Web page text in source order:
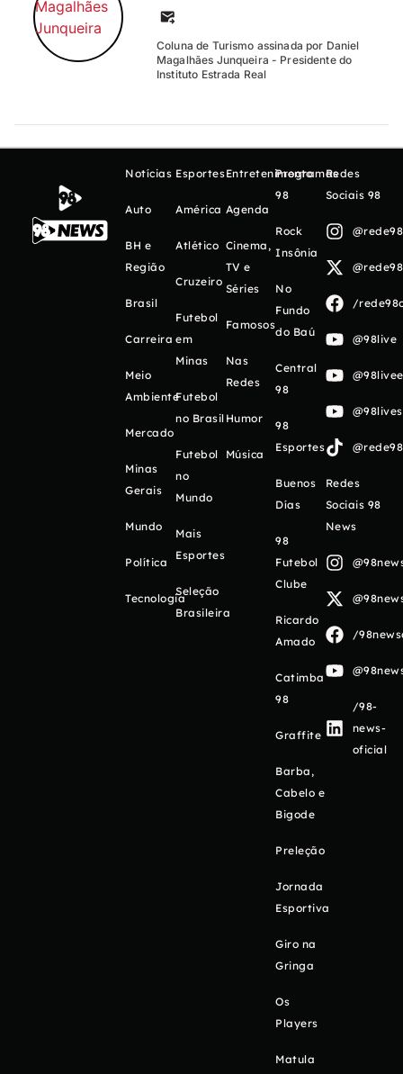
Coluna de Turismo assinada por Daniel
Magalhães Junqueira - Presidente do
Instituto Estrada Real
Notícias
Auto
BH e
Região
Brasil
Carreira
Meio
Ambiente
Mercado
Minas
Gerais
Mundo
Política
Tecnologia
Esportes
América
Atlético
Cruzeiro
Futebol
em
Minas
Futebol
no Brasil
Futebol
no
Mundo
Mais
Esportes
Seleção
Brasileira
Entretenimento
Agenda
Cinema,
TV e
Séries
Famosos
Nas
Redes
Humor
Música
Programas
98
Rock
Insônia
No
Fundo
do Baú
Central
98
98
Esportes
Buenos
Días
98
Futebol
Clube
Ricardo
Amado
Catimba
98
Graffite
Barba,
Cabelo e
Bigode
Preleção
Jornada
Esportiva
Giro na
Gringa
Os
Players
Matula
Redes
Sociais 98
/
@98live
Redes
Sociais 98
News
/
/98-
news-
oficial